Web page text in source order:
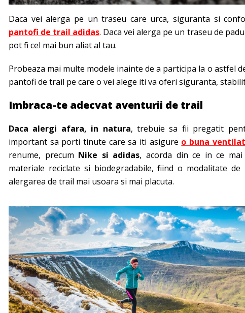
Daca vei alerga pe un traseu care urca, siguranta si
pantofi de trail adidas. Daca vei alerga pe un traseu de
pot fi cel mai bun aliat al tau.
Probeaza mai multe modele inainte de a participa la o astfel
pantofi de trail pe care o vei alege iti va oferi siguranta,
Imbraca-te adecvat aventurii de trail
Daca alergi afara, in natura, trebuie sa fii pregatit
important sa porti tinute care sa iti asigure o buna
renume, precum Nike si adidas, acorda din ce in ce
materiale reciclate si biodegradabile, fiind o modalitate
alergarea de trail mai usoara si mai placuta.